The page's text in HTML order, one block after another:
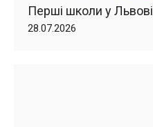
Перші школи у Львові
28.07.2026